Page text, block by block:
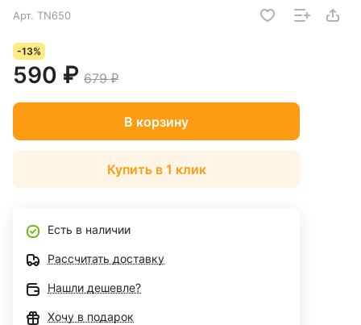
Арт. TN650
-13%
590 ₽ 679 ₽
В корзину
Купить в 1 клик
Есть в наличии
Рассчитать доставку
Нашли дешевле?
Хочу в подарок